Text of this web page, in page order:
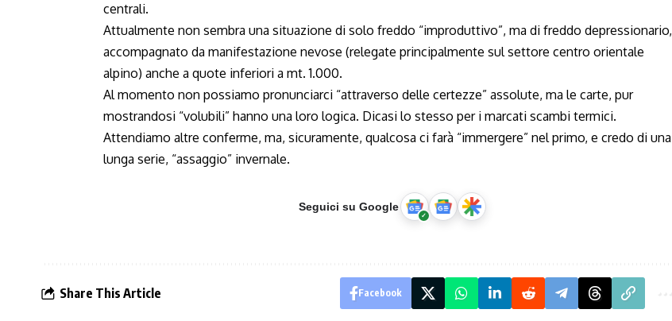
centrali.
Attualmente non sembra una situazione di solo freddo “improduttivo”, ma di freddo depressionario,
accompagnato da manifestazione nevose (relegate principalmente sul settore centro orientale
alpino) anche a quote inferiori a mt.1.000.
Al momento non possiamo pronunciarci “attraverso delle certezze” assolute, ma le carte, pur
mostrandosi “volubili” hanno una loro logica. Dicasi lo stesso per i marcati scambi termici.
Attendiamo altre conferme, ma, sicuramente, qualcosa ci farà “immergere” nel primo, e credo di una
lunga serie, “assaggio” invernale.
Seguici su Google
Share This Article Facebook